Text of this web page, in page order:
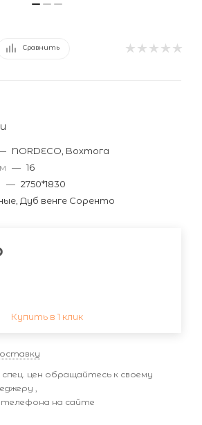
Сравнить
NORDECO, Bохтога
— 16
— 2750*1830
Дуб венге Соренто
Купить в 1 клик
цен обращайтесь к своему
,
телефона на сайте